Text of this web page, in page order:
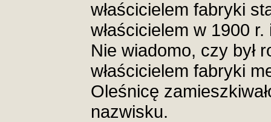
właścicielem fabryki
właścicielem w 1900
Nie wiadomo, czy był
właścicielem fabryki
Oleśnicę
nazwisku.